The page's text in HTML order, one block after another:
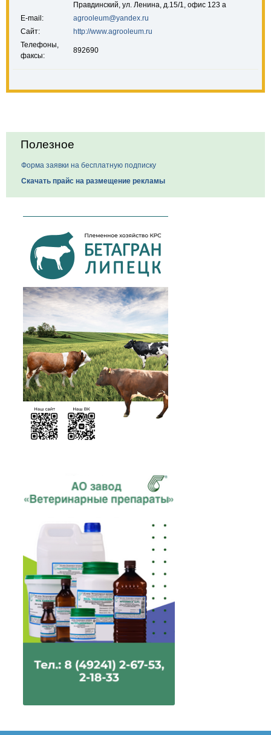
Правдинский, ул. Ленина, д.15/1, офис 123 а
E-mail:
agrooleum@yandex.ru
Сайт:
http://www.agrooleum.ru
Телефоны,
факсы:
892690
Полезное
Форма заявки на бесплатную подписку
Скачать прайс на размещение рекламы